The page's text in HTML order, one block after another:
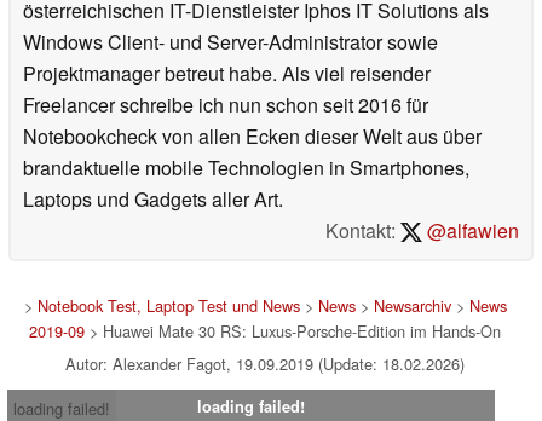
österreichischen IT-Dienstleister Iphos IT Solutions als
Windows Client- und Server-Administrator sowie
Projektmanager betreut habe. Als viel reisender
Freelancer schreibe ich nun schon seit 2016 für
Notebookcheck von allen Ecken dieser Welt aus über
brandaktuelle mobile Technologien in Smartphones,
Laptops und Gadgets aller Art.
Kontakt:
@alfawien
> Notebook Test, Laptop Test und News> News> Newsarchiv> News
2019-09 > Huawei Mate 30 RS: Luxus-Porsche-Edition im Hands-On
Autor: Alexander Fagot, 19.09.2019 (Update: 18.02.2026)
loading failed!
loading failed!